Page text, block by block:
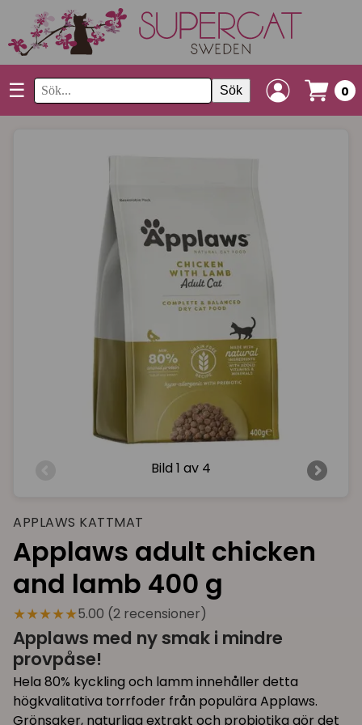
☰ Sök 0
Bild 1 av 4
APPLAWS KATTMAT
Applaws adult chicken
and lamb 400 g
★★★★★5.00 (2 recensioner)
Applaws med ny smak i mindre
provpåse!
Hela 80% kyckling och lamm innehåller detta
högkvalitativa torrfoder från populära Applaws.
Grönsaker, naturliga extrakt och probiotika gör det